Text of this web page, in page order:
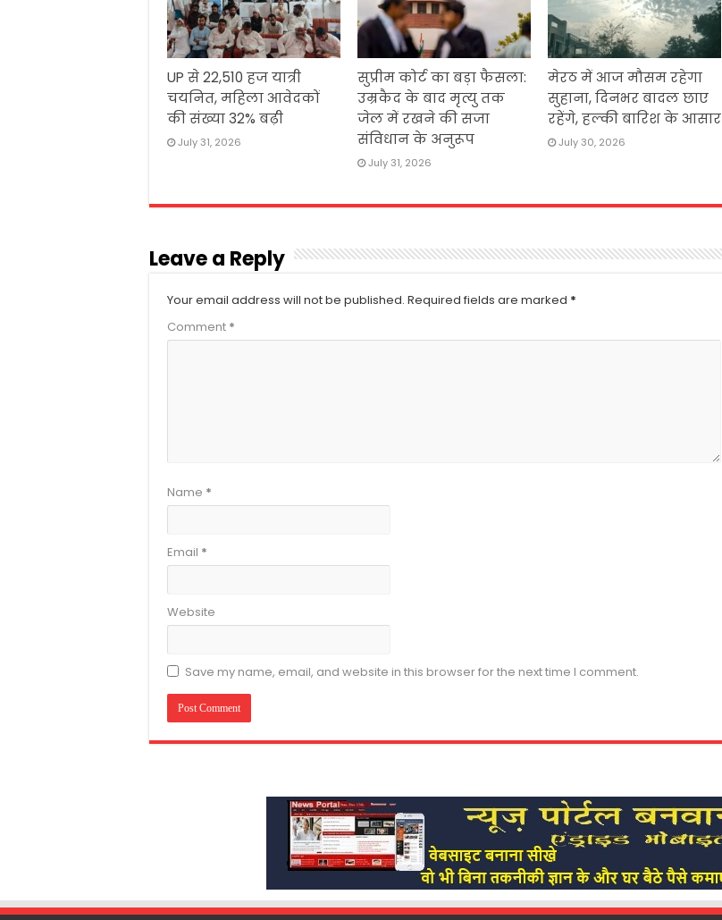
UP से 22,510 हज यात्री
चयनित, महिला आवेदकों
की संख्या 32% बढ़ी
July 31, 2026
सुप्रीम कोर्ट का बड़ा फैसला:
उम्रकैद के बाद मृत्यु तक
जेल में रखने की सजा
संविधान के अनुरूप
July 31, 2026
मेरठ में आज मौसम रहेगा
सुहाना, दिनभर बादल छाए
रहेंगे, हल्की बारिश के आसार
July 30, 2026
Leave a Reply
Your email address will not be published. Required fields are marked *
Comment *
Name *
Email *
Website
Save my name, email, and website in this browser for the next time I comment.